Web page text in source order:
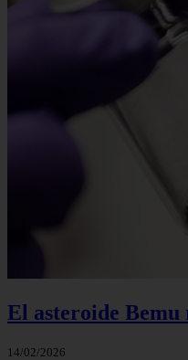
El asteroide Bemu
14/02/2026